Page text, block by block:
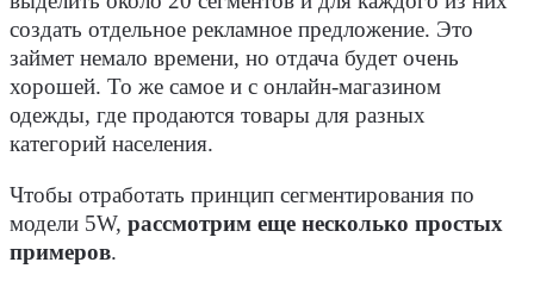
создать отдельное рекламное предложение. Это
займет немало времени, но отдача будет очень
хорошей. То же самое и с онлайн-магазином
одежды, где продаются товары для разных
категорий населения.
Чтобы отработать принцип сегментирования по
модели 5W, рассмотрим еще несколько простых
примеров.